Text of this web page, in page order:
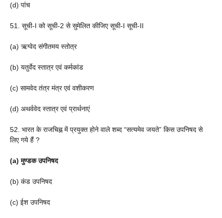
(d) पांच
51. सूची-I को सूची-2 से सुमेलित कीजिए सूची-I सूची-II
(a) ऋग्वेद संगीतमय स्तोत्र
(b) यतुर्वेद स्तात्र एवं कर्मकांड
(c) सामवेद तंत्र मंत्र एवं वशीकरण
(d) अथर्ववेद स्तात्र एवं प्रार्थनाएं
52. भारत के राजचिह्न में प्रयुक्त होने वाले शब्द “सत्यमेव जयते” किस उपनिषद से
लिए गये हैं ?
(a) मुण्डक उपनिषद
(b) कंड उपनिषद
(c) ईश उपनिषद